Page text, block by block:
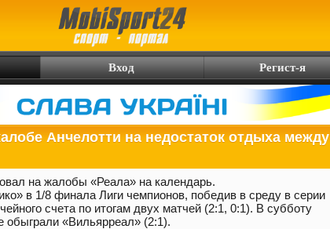
Вход Регист-я
Анчелотти на недостаток отдыха между
на жалобы «Реала» на календарь.
в 1/8 финала Лиги чемпионов, победив в среду в серии
счета по итогам двух матчей (2:1, 0:1). В субботу
обыграли «Вильярреал» (2:1).